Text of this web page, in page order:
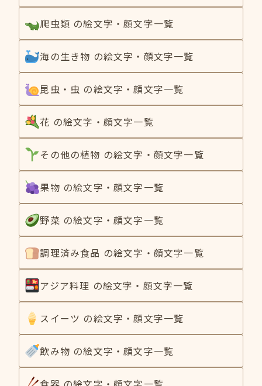
爬虫類 の絵文字・顔文字一覧
海の生き物 の絵文字・顔文字一覧
昆虫・虫 の絵文字・顔文字一覧
花 の絵文字・顔文字一覧
その他の植物 の絵文字・顔文字一覧
果物 の絵文字・顔文字一覧
野菜 の絵文字・顔文字一覧
調理済み食品 の絵文字・顔文字一覧
アジア料理 の絵文字・顔文字一覧
スイーツ の絵文字・顔文字一覧
飲み物 の絵文字・顔文字一覧